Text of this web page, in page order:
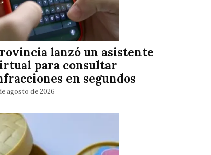
lanzó un asistente
para consultar
en segundos
agosto de 2026